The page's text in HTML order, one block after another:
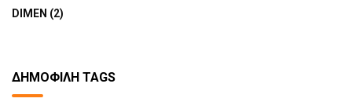
DIMEN (2)
ΔΗΜΟΦΙΛΉ TAGS